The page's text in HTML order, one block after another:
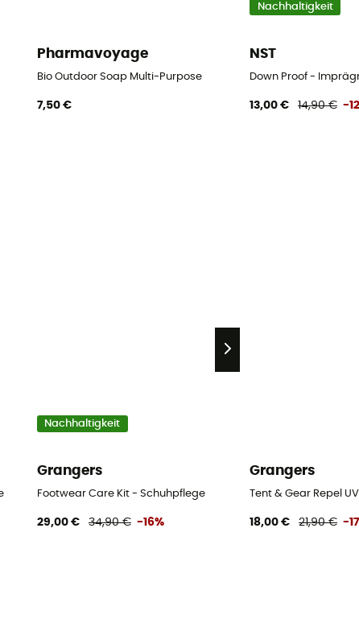
Pharmavoyage
Bio Outdoor Soap Multi-Purpose
7,50 €
Nachhaltigkeit
NST
Down Proof -
13,00 € 14,90 € -
Nachhaltigkeit
Grangers
Footwear Care Kit - Schuhpflege
29,00 € 34,90 € -16%
Grangers
Tent & Gear Repel
18,00 € 21,90 € -